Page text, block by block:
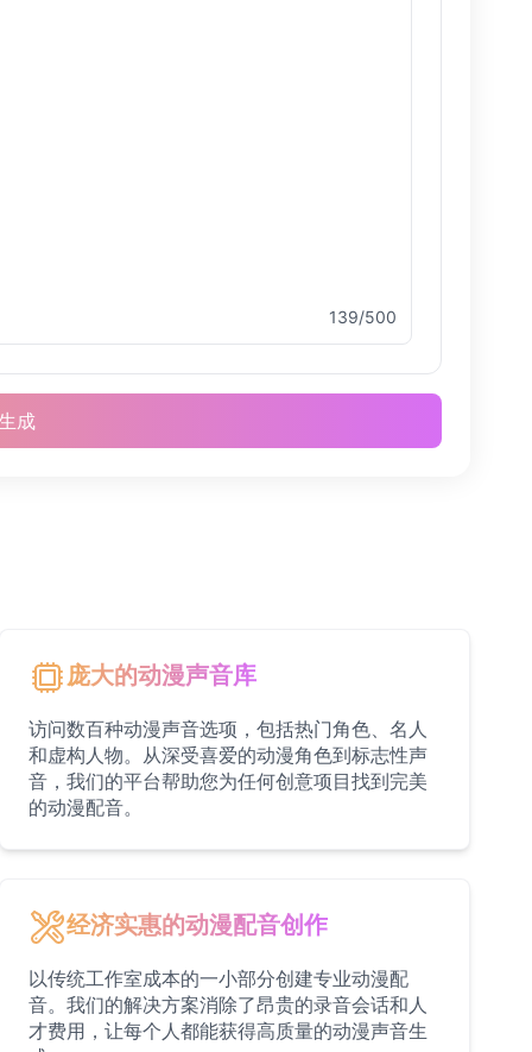
139/500
成
庞大的动漫声音库
访问数百种动漫声音选项，包括热门角色、名人
和虚构人物。从深受喜爱的动漫角色到标志性声
音，我们的平台帮助您为任何创意项目找到完美
的动漫配音。
经济实惠的动漫配音创作
以传统工作室成本的一小部分创建专业动漫配
音。我们的解决方案消除了昂贵的录音会话和人
才费用，让每个人都能获得高质量的动漫声音生